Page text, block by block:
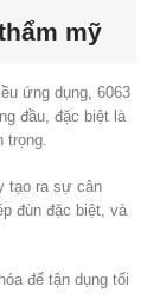
mỹ
ứng dụng, 6063
đầu, đặc biệt là
trọng.
tạo ra sự cân
đùn đặc biệt, và
để tận dụng tối